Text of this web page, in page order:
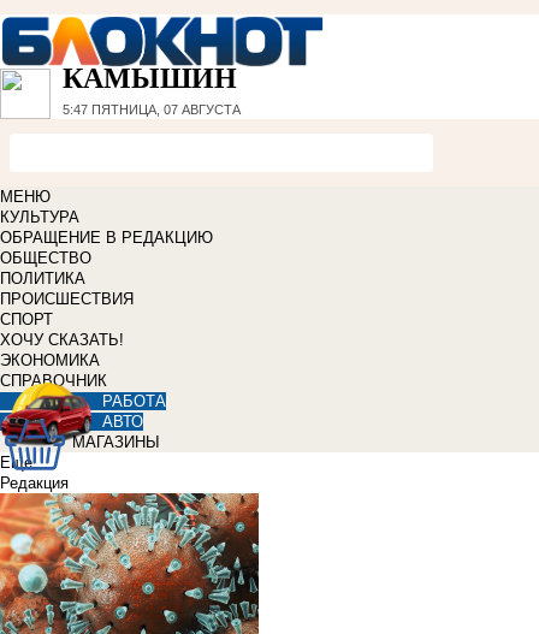
КАМЫШИН
5:47 ПЯТНИЦА, 07 АВГУСТА
МЕНЮ
КУЛЬТУРА
ОБРАЩЕНИЕ В РЕДАКЦИЮ
ОБЩЕСТВО
ПОЛИТИКА
ПРОИСШЕСТВИЯ
СПОРТ
ХОЧУ СКАЗАТЬ!
ЭКОНОМИКА
СПРАВОЧНИК
РАБОТА
АВТО
МАГАЗИНЫ
Еще
Редакция